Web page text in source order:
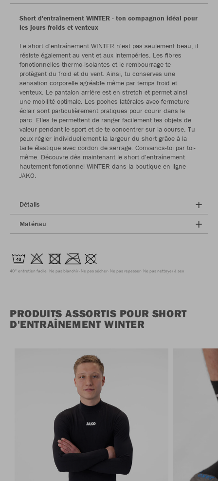
Short d'entraînement WINTER - ton compagnon idéal pour
les jours froids et venteux
Le short d'entraînement WINTER n'est pas seulement beau, il
résiste également au vent et aux intempéries. Les fibres
fonctionnelles thermo-isolantes et le rembourrage te
protègent du froid et du vent. Ainsi, tu conserves une
sensation corporelle agréable même par temps froid et
venteux. Le pantalon arrière est en stretch et permet ainsi
une mobilité optimale. Les poches latérales avec fermeture
éclair sont particulièrement pratiques pour courir dans le
parc. Elles te permettent de ranger facilement tes objets de
valeur pendant le sport et de te concentrer sur la course. Tu
peux régler individuellement la largeur du short grâce à la
taille élastique avec cordon de serrage. Convaincs-toi par toi-
même. Découvre dès maintenant le short d'entraînement
hautement fonctionnel WINTER dans la boutique en ligne
JAKO.
Détails
Matériau
40° entretien facile Ne pas blanchir Ne pas sécher Ne pas repasser Ne pas nettoyer à sec
PRODUITS ASSORTIS POUR SHORT
D'ENTRAÎNEMENT WINTER